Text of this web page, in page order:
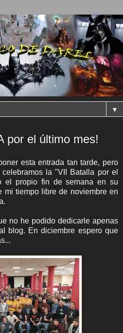
▼
por el último mes!
esta entrada tan tarde, pero
la "VII Batalla por el
el propio fin de semana en su
mi tiempo libre de noviembre en
no he podido dedicarle apenas
blog. En diciembre espero que